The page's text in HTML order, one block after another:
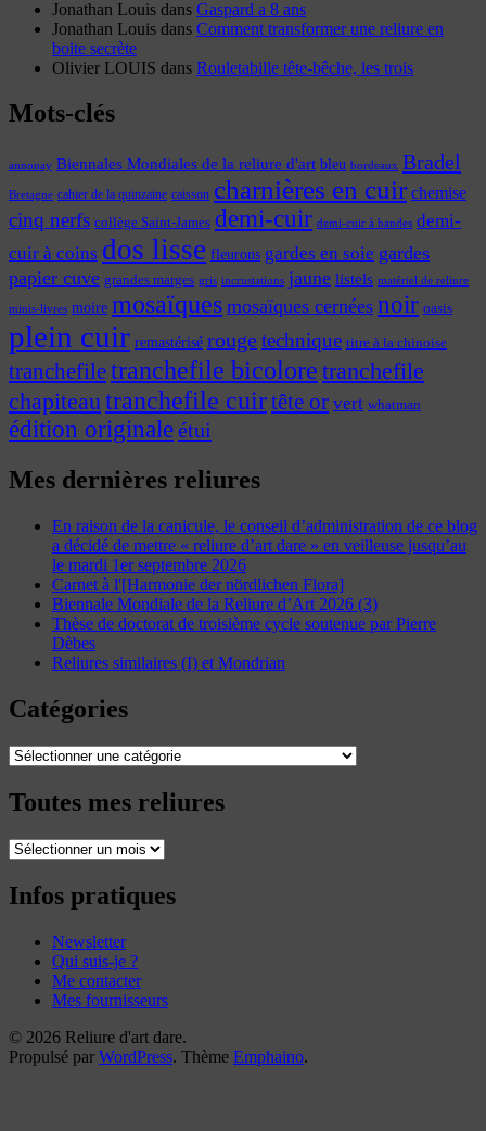
Jonathan Louis dans Gaspard a 8 ans
Jonathan Louis dans Comment transformer une reliure en
boite secrète
Olivier LOUIS dans Rouletabille tête-bêche, les trois
Mots-clés
annonay Biennales Mondiales de la reliure d'art bleu bordeaux Bradel
Bretagne cahier de la quinzaine caisson charnières en cuir chemise
cinq nerfs collège Saint-James demi-cuir demi-cuir à bandes demi-
cuir à coins dos lisse fleurons gardes en soie gardes
papier cuve grandes marges gris incrustations jaune listels matériel de reliure
minis-livres moire mosaïques mosaïques cernées noir oasis
plein cuir remastérisé rougetechnique titre à la chinoise
tranchefiletranchefile bicolore tranchefile
chapiteautranchefile cuirtête or vert whatman
édition originaleétui
Mes dernières reliures
En raison de la canicule, le conseil d’administration de ce blog
a décidé de mettre « reliure d’art dare » en veilleuse jusqu’au
le mardi 1er septembre 2026
Carnet à l'[Harmonie der nördlichen Flora]
Biennale Mondiale de la Reliure d’Art 2026 (3)
Thèse de doctorat de troisième cycle soutenue par Pierre
Dèbes
Reliures similaires (I) et Mondrian
Catégories
Catégories
Toutes mes reliures
Toutes
reliures
Infos pratiques
Newsletter
Qui suis-je ?
Me contacter
Mes fournisseurs
© 2026 Reliure d'art dare.
Propulsé par WordPress. Thème Emphaino.